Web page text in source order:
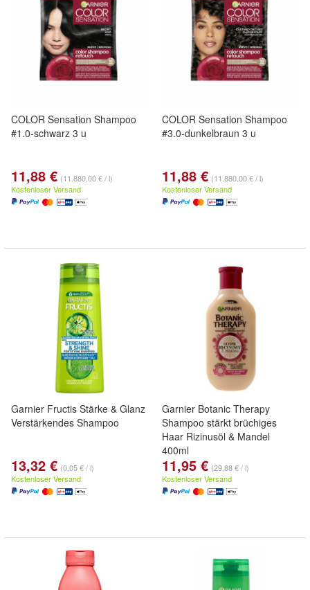
COLOR Sensation Shampoo
#1.0-schwarz 3 u
11,88 € (11.880,00 € / l)
Kostenloser Versand
COLOR Sensation Shampoo
#3.0-dunkelbraun 3 u
11,88 € (11.880,00 € / l)
Kostenloser Versand
Garnier Fructis Stärke & Glanz
Verstärkendes Shampoo
13,32 € (0,05 € / l)
Kostenloser Versand
Garnier Botanic Therapy
Shampoo stärkt brüchiges
Haar Rizinusöl & Mandel
400ml
11,95 € (29,88 € / l)
Kostenloser Versand